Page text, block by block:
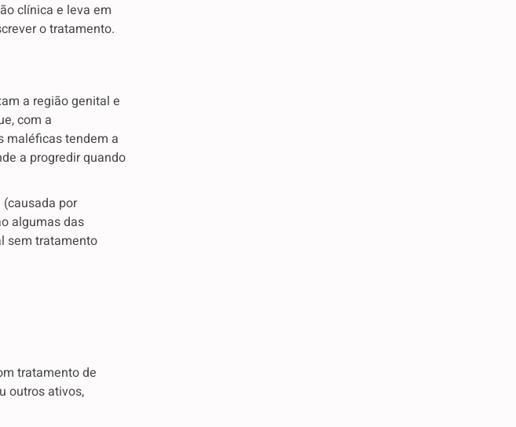
clínica e leva em
o tratamento.
a região genital e
com a
maléficas tendem a
a progredir quando
por
algumas das
sem tratamento
tratamento de
outros ativos,